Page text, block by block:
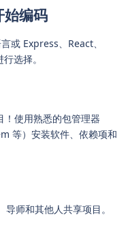
始编码
或 Express、React、
选择。
！使用熟悉的包管理器
等）安装软件、依赖项和
师和其他人共享项目。